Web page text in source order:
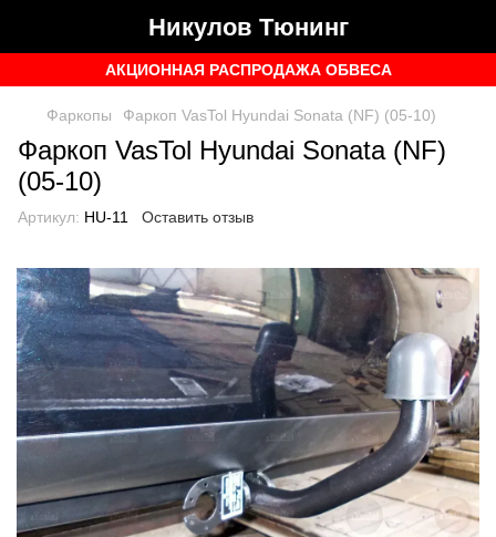
Никулов Тюнинг
АКЦИОННАЯ РАСПРОДАЖА ОБВЕСА
Фаркопы Фаркоп VasTol Hyundai Sonata (NF) (05-10)
Фаркоп VasTol Hyundai Sonata (NF)
(05-10)
Артикул: HU-11 Оставить отзыв